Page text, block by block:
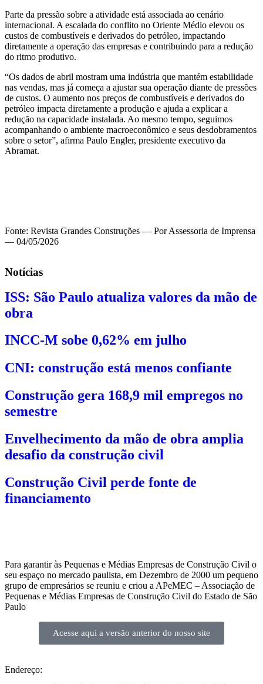
Parte da pressão sobre a atividade está associada ao cenário
internacional. A escalada do conflito no Oriente Médio elevou os
custos de combustíveis e derivados do petróleo, impactando
diretamente a operação das empresas e contribuindo para a redução
do ritmo produtivo.
“Os dados de abril mostram uma indústria que mantém estabilidade
nas vendas, mas já começa a ajustar sua operação diante de pressões
de custos. O aumento nos preços de combustíveis e derivados do
petróleo impacta diretamente a produção e ajuda a explicar a
redução na capacidade instalada. Ao mesmo tempo, seguimos
acompanhando o ambiente macroeconômico e seus desdobramentos
sobre o setor”, afirma Paulo Engler, presidente executivo da
Abramat.
Fonte: Revista Grandes Construções — Por Assessoria de Imprensa
— 04/05/2026
Notícias
ISS: São Paulo atualiza valores da mão de
obra
INCC-M sobe 0,62% em julho
CNI: construção está menos confiante
Construção gera 168,9 mil empregos no
semestre
Envelhecimento da mão de obra amplia
desafio da construção civil
Construção Civil perde fonte de
financiamento
Para garantir às Pequenas e Médias Empresas de Construção Civil o
seu espaço no mercado paulista, em Dezembro de 2000 um pequeno
grupo de empresários se reuniu e criou a APeMEC – Associação de
Pequenas e Médias Empresas de Construção Civil do Estado de São
Paulo
Acesse aqui a versão anterior do nosso site
Endereço: